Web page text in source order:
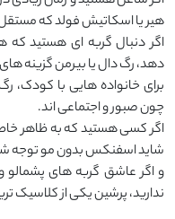
‌هیر یا اسکاتیش فولد که
اگر دنبال گربه ‌ای هستید که
دهد، رگ‌ دال یا بیرمن گزینه
برای خانواده‌ هایی با کودک،
چون صبور و اجتماعی ‌اند.
اگر کسی هستید که به ظاهر
شاید اسفنکس بدون مو توجه
و اگر عاشق گربه‌ های پشمالو
ندارید، پرشین یکی از